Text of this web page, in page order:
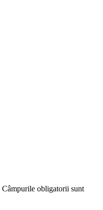
Câmpurile obligatorii sunt